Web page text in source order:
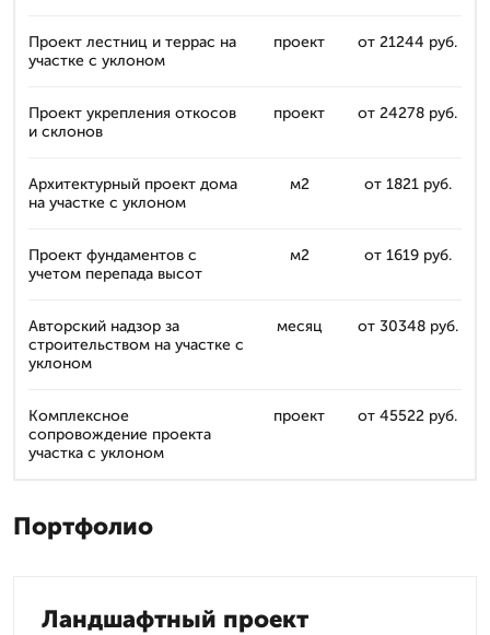
Проект лестниц и террас на
участке с уклоном
проект от 21244 руб.
Проект укрепления откосов
и склонов
проект от 24278 руб.
Архитектурный проект дома
на участке с уклоном
м2 от 1821 руб.
Проект фундаментов с
учетом перепада высот
м2 от 1619 руб.
Авторский надзор за
строительством на участке с
уклоном
месяц от 30348 руб.
Комплексное
сопровождение проекта
участка с уклоном
проект от 45522 руб.
Портфолио
Ландшафтный проект